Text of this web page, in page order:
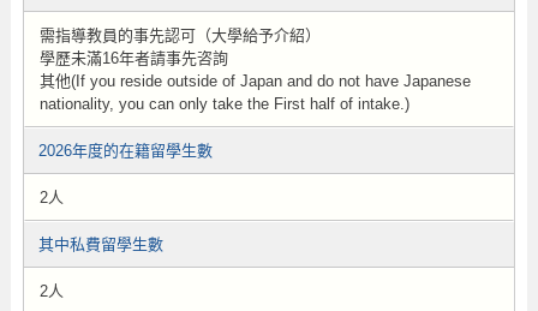
需指導教員的事先認可（大學給予介紹）
學歷未滿16年者請事先咨詢
其他(If you reside outside of Japan and do not have Japanese
nationality, you can only take the First half of intake.)
2026年度的在籍留學生數
2人
其中私費留學生數
2人